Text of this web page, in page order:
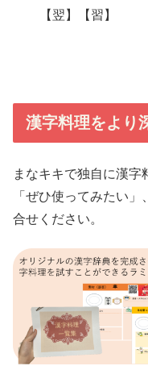
【翌】【習】
漢字料理をより
まなキキで独自に漢字
「ぜひ使ってみたい
合せください。